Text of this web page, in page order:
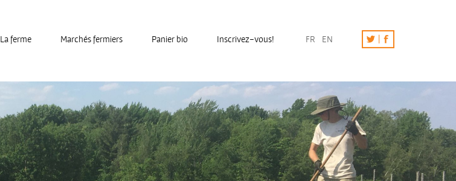
La ferme Marchés fermiers Panier bio Inscrivez-vous! FR EN